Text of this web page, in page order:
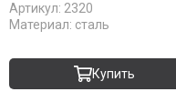
Артикул: 2320
Материал: сталь
Купить